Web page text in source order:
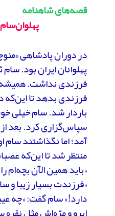
قصه‌های شاهنامه
در دوران پادشاهی
پهلوانان ایران بود.
فرزندی نداشت. همیشه
فرزندی بدهد تا
باردار شد. سام خیلی
سپاس‌گزاری کرد. بعد
آمد؛ اما نگذاشتند سام
منتظر شد تا این‌که
«باید همین الآن بچه‌ام
«فرزندت بسیار زیبا و
دارد!» سام گفت: «چه